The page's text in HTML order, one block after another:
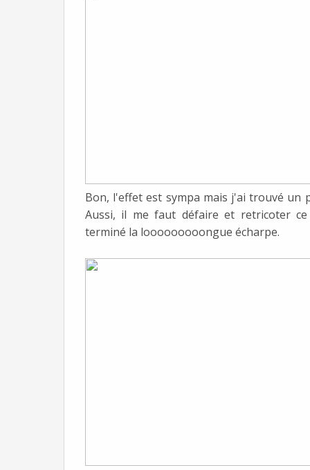
Bon, l'effet est sympa mais j'ai trouvé un
Aussi, il me faut défaire et retricoter ce
terminé la looooooooongue écharpe.